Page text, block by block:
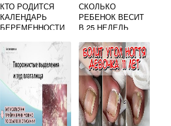
КТО РОДИТСЯ
КАЛЕНДАРЬ
БЕРЕМЕННОСТИ
СКОЛЬКО
РЕБЕНОК ВЕСИТ
В 25 НЕДЕЛЬ